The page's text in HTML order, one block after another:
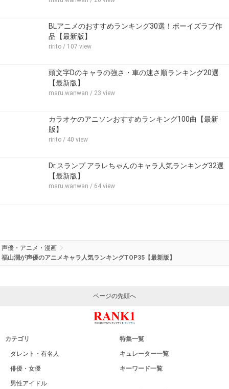
BLアニメのおすすめランキング30選！ボーイズラブ作
品【最新版】
ririto / 107 view
頭文字Dのキャラの強さ・車の速さ順ランキング20選
【最新版】
maru.wanwan / 23 view
カラオケのアニソンおすすめランキング100曲【最新
版】
ririto / 40 view
Dr.スランプ アラレちゃんのキャラ人気ランキング32選
【最新版】
maru.wanwan / 64 view
声優・アニメ・漫画
福山潤が声優のアニメキャラ人気ランキングTOP35【最新版】
ページの先頭へ
カテゴリ
タレント・有名人
俳優・女優
男性アイドル
特集一覧
キュレーター一覧
キーワード一覧